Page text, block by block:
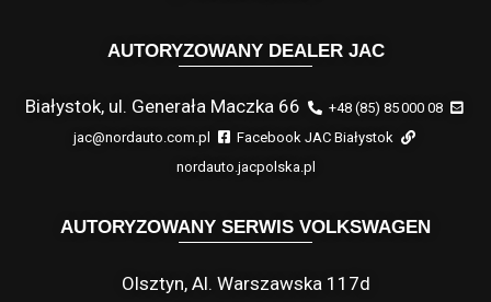
AUTORYZOWANY DEALER JAC
Białystok, ul. Generała Maczka 66
+48 (85) 85 000 08
jac@nordauto.com.pl
Facebook JAC Białystok
nordauto.jacpolska.pl
AUTORYZOWANY SERWIS VOLKSWAGEN
Olsztyn, Al. Warszawska 117d